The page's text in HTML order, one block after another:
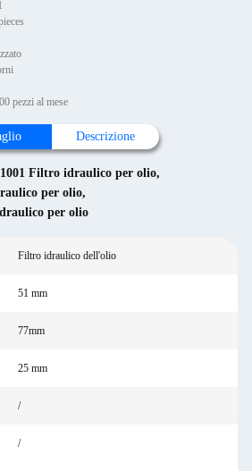
pezzi al mese
Descrizione
Filtro idraulico per olio,
per olio,
per olio
Filtro idraulico dell'olio
51 mm
77mm
25 mm
/
/